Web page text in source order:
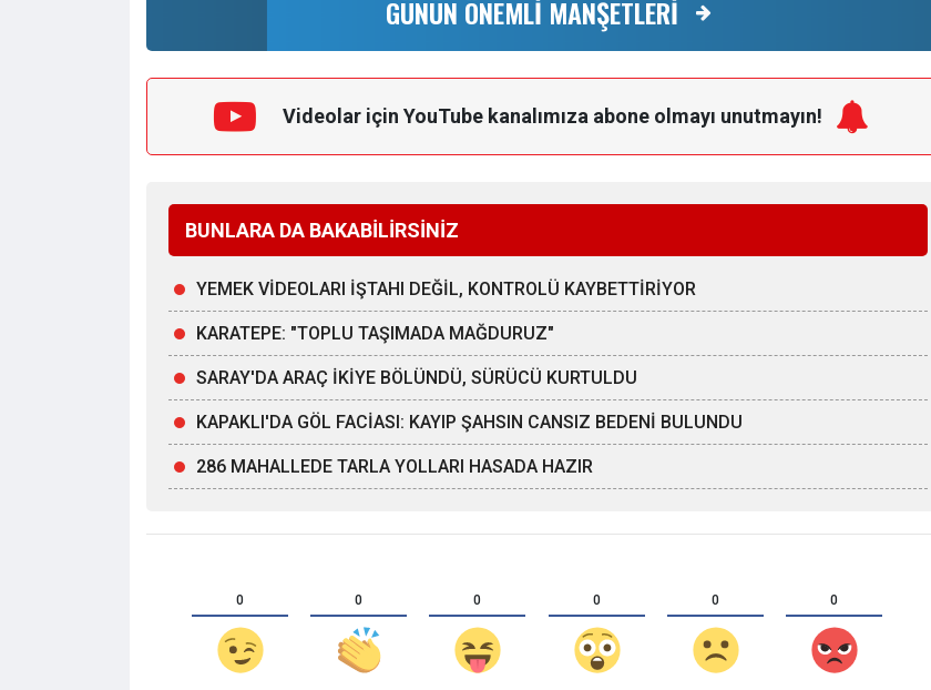
GÜNÜN ÖNEMLİ MANŞETLERİ
Videolar için YouTube kanalımıza abone olmayı unutmayın!
BUNLARA DA BAKABİLİRSİNİZ
YEMEK VİDEOLARI İŞTAHI DEĞİL, KONTROLÜ KAYBETTİRİYOR
KARATEPE: "TOPLU TAŞIMADA MAĞDURUZ"
SARAY'DA ARAÇ İKİYE BÖLÜNDÜ, SÜRÜCÜ KURTULDU
KAPAKLI'DA GÖL FACİASI: KAYIP ŞAHSIN CANSIZ BEDENİ BULUNDU
286 MAHALLEDE TARLA YOLLARI HASADA HAZIR
0 0 0 0 0 0